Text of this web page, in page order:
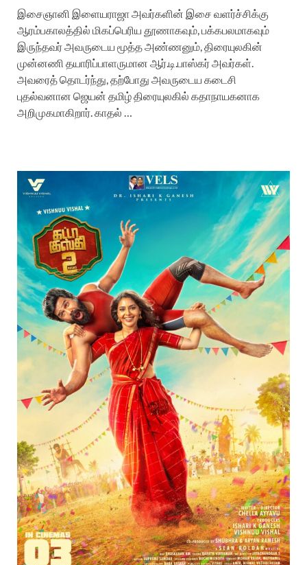
இசைஞானி இளையராஜா அவர்களின் இசை வளர்ச்சிக்கு
ஆரம்பகாலத்தில் மிகப்பெரிய தூணாகவும், பக்கபலமாகவும்
இருந்தவர் அவருடைய மூத்த அண்ணனும், திரையுலகின்
முன்னணி தயாரிப்பாளருமான ஆர்.டி.பாஸ்கர் அவர்கள்.
அவரைத் தொடர்ந்து, தற்போது அவருடைய கடைசி
புதல்வனான ஜெயன் தமிழ் திரையுலகில் கதாநாயகனாக
அறிமுகமாகிறார். காதல் …